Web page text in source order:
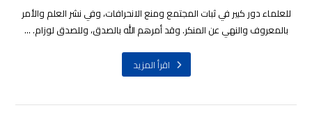
للعلماء دور كبير في ثبات المجتمع ومنع الانحرافات، وفي نشر العلم والأمر
بالمعروف والنهي عن المنكر. وقد أمرهم الله بالصدق، وللصدق لوزام. ...
اقرأ المزيد